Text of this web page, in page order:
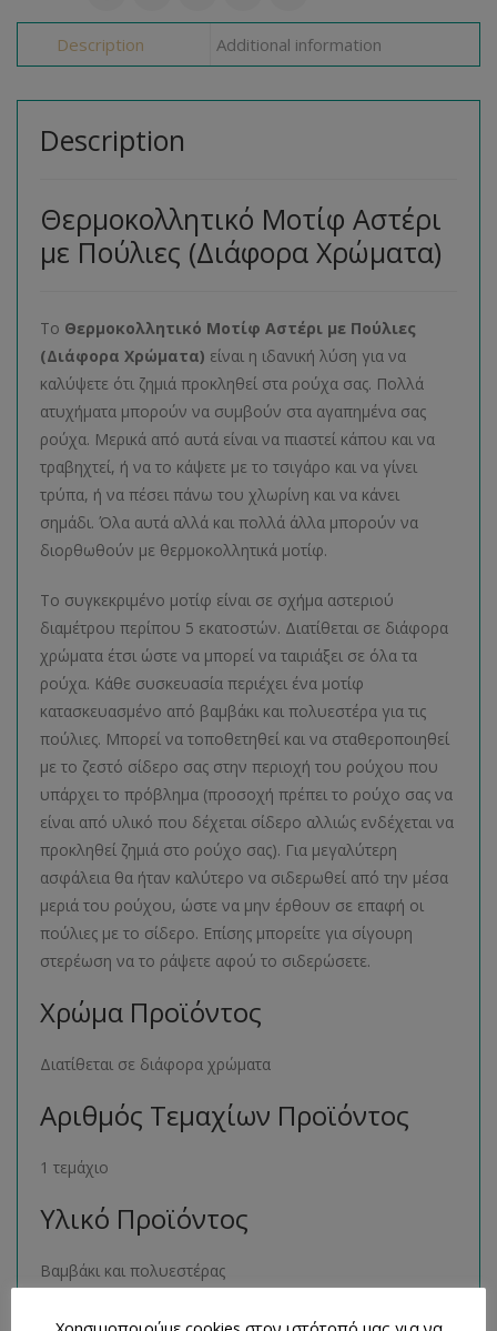
Description Additional information
Description
Θερμοκολλητικό Μοτίφ Αστέρι
με Πούλιες (Διάφορα Χρώματα)
Το Θερμοκολλητικό Μοτίφ Αστέρι με Πούλιες
(Διάφορα Χρώματα) είναι η ιδανική λύση για να
καλύψετε ότι ζημιά προκληθεί στα ρούχα σας. Πολλά
ατυχήματα μπορούν να συμβούν στα αγαπημένα σας
ρούχα. Μερικά από αυτά είναι να πιαστεί κάπου και να
τραβηχτεί, ή να το κάψετε με το τσιγάρο και να γίνει
τρύπα, ή να πέσει πάνω του χλωρίνη και να κάνει
σημάδι. Όλα αυτά αλλά και πολλά άλλα μπορούν να
διορθωθούν με θερμοκολλητικά μοτίφ.
Το συγκεκριμένο μοτίφ είναι σε σχήμα αστεριού
διαμέτρου περίπου 5 εκατοστών. Διατίθεται σε διάφορα
χρώματα έτσι ώστε να μπορεί να ταιριάξει σε όλα τα
ρούχα. Κάθε συσκευασία περιέχει ένα μοτίφ
κατασκευασμένο από βαμβάκι και πολυεστέρα για τις
πούλιες. Μπορεί να τοποθετηθεί και να σταθεροποιηθεί
με το ζεστό σίδερο σας στην περιοχή του ρούχου που
υπάρχει το πρόβλημα (προσοχή πρέπει το ρούχο σας να
είναι από υλικό που δέχεται σίδερο αλλιώς ενδέχεται να
προκληθεί ζημιά στο ρούχο σας). Για μεγαλύτερη
ασφάλεια θα ήταν καλύτερο να σιδερωθεί από την μέσα
μεριά του ρούχου, ώστε να μην έρθουν σε επαφή οι
πούλιες με το σίδερο. Επίσης μπορείτε για σίγουρη
στερέωση να το ράψετε αφού το σιδερώσετε.
Χρώμα Προϊόντος
Διατίθεται σε διάφορα χρώματα
Αριθμός Τεμαχίων Προϊόντος
1 τεμάχιο
Υλικό Προϊόντος
Βαμβάκι και πολυεστέρας
Μέγεθος Προϊόντος